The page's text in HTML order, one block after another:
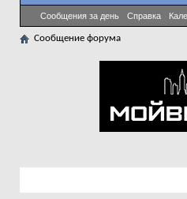
Сообщения за день Справка
Сообщение форума